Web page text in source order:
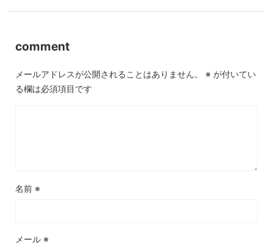
comment
メールアドレスが公開されることはありません。 ※ が付いてい
る欄は必須項目です
名前 ※
メール ※